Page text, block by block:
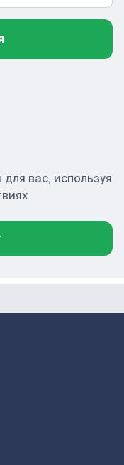
вас, используя